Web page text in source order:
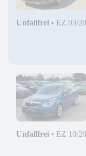
Unfallfrei • EZ 03/
Unfallfrei • EZ 10/